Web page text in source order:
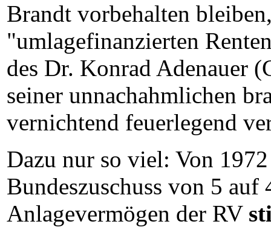
Brandt vorbehalten
"umlagefinanzierten
des Dr. Konrad Adenauer
seiner unnachahmlichen
vernichtend feuerlegend
Dazu nur so viel: Von
Bundeszuschuss von 5
Anlagevermögen der RV